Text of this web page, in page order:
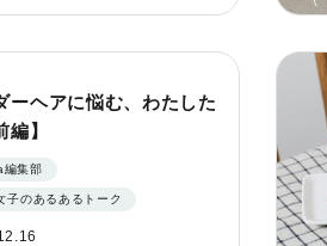
ーヘアに悩む、わたした
編】
集部
子のあるあるトーク